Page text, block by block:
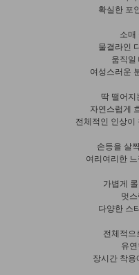
확실한 포
소매
물결라인
움직일
여성스러운
딱 떨어지
자연스럽게
전체적인 인상이
손등을 살
여리여리한
가볍게
멋
다양한 스
전체적으
유
장시간 착